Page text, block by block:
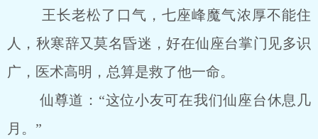
王长老松了口气，七座峰魔气浓厚不能住
人，秋寒辞又莫名昏迷，好在仙座台掌门见多识
广，医术高明，总算是救了他一命。
仙尊道：“这位小友可在我们仙座台休息几
月。”